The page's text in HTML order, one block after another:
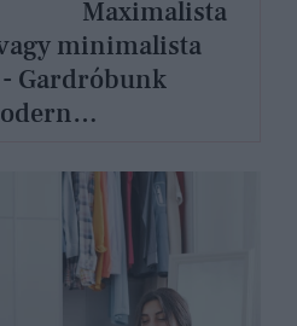
minimalista
Gardróbunk